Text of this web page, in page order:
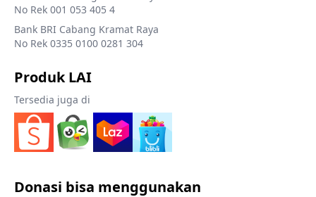
No Rek 001 053 405 4
Bank BRI Cabang Kramat Raya
No Rek 0335 0100 0281 304
Produk LAI
Tersedia juga di
Donasi bisa menggunakan